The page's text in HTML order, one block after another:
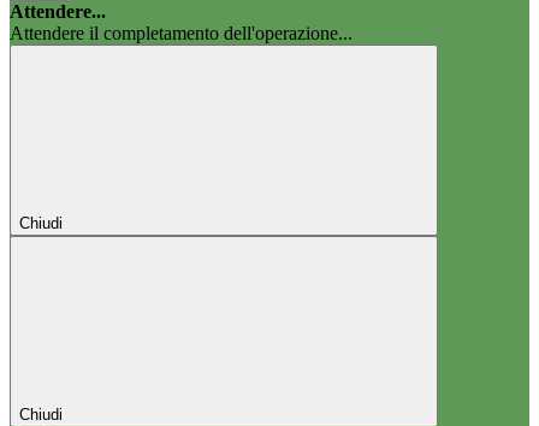
Attendere...
Attendere il completamento dell'operazione...
Chiudi
Chiudi